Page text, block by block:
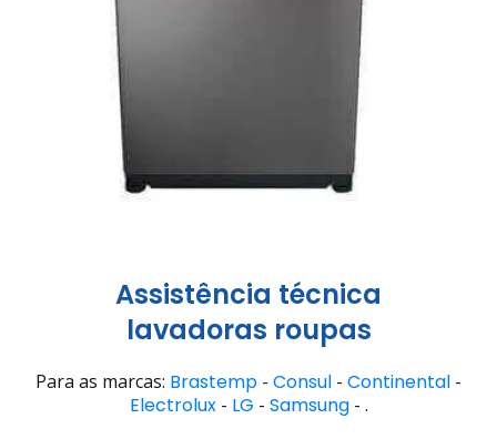
Assistência técnica
lavadoras roupas
Para as marcas: Brastemp - Consul - Continental -
Electrolux- LG - Samsung- .